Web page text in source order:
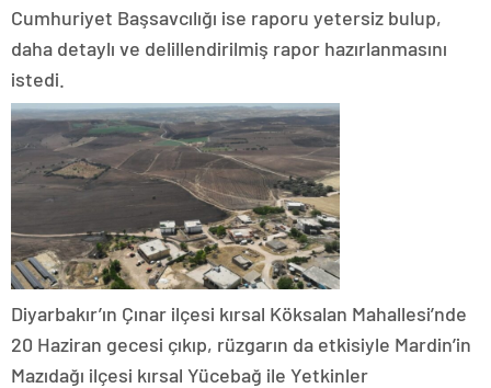
Cumhuriyet Başsavcılığı ise raporu yetersiz bulup,
daha detaylı ve delillendirilmiş rapor hazırlanmasını
istedi.
Diyarbakır’ın Çınar ilçesi kırsal Köksalan Mahallesi’nde
20 Haziran gecesi çıkıp, rüzgarın da etkisiyle Mardin’in
Mazıdağı ilçesi kırsal Yücebağ ile Yetkinler